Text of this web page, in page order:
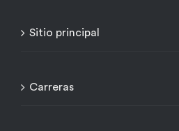
Sitio principal
Carreras